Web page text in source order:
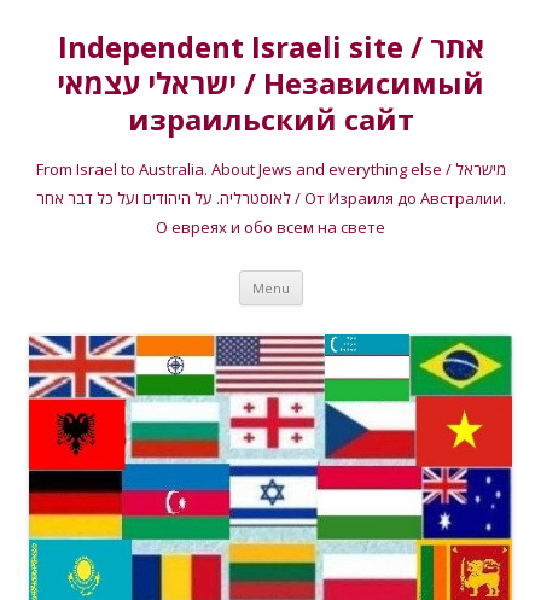
Independent Israeli site / אתר
ישראלי עצמאי / Независимый
израильский сайт
From Israel to Australia. About Jews and everything else / מישראל
לאוסטרליה. על היהודים ועל כל דבר אחר / От Израиля до Австралии.
О евреях и обо всем на свете
Menu Skip
content